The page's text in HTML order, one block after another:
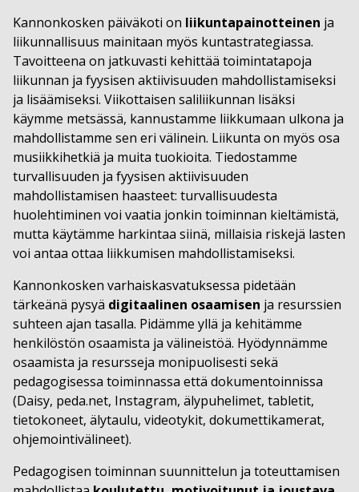
Kannonkosken päiväkoti on liikuntapainotteinen ja
liikunnallisuus mainitaan myös kuntastrategiassa.
Tavoitteena on jatkuvasti kehittää toimintatapoja
liikunnan ja fyysisen aktiivisuuden mahdollistamiseksi
ja lisäämiseksi. Viikottaisen saliliikunnan lisäksi
käymme metsässä, kannustamme liikkumaan ulkona ja
mahdollistamme sen eri välinein. Liikunta on myös osa
musiikkihetkiä ja muita tuokioita. Tiedostamme
turvallisuuden ja fyysisen aktiivisuuden
mahdollistamisen haasteet: turvallisuudesta
huolehtiminen voi vaatia jonkin toiminnan kieltämistä,
mutta käytämme harkintaa siinä, millaisia riskejä lasten
voi antaa ottaa liikkumisen mahdollistamiseksi.
Kannonkosken varhaiskasvatuksessa pidetään
tärkeänä pysyä digitaalinen osaamisen ja resurssien
suhteen ajan tasalla. Pidämme yllä ja kehitämme
henkilöstön osaamista ja välineistöä. Hyödynnämme
osaamista ja resursseja monipuolisesti sekä
pedagogisessa toiminnassa että dokumentoinnissa
(Daisy, peda.net, Instagram, älypuhelimet, tabletit,
tietokoneet, älytaulu, videotykit, dokumettikamerat,
ohjemointivälineet).
Pedagogisen toiminnan suunnittelun ja toteuttamisen